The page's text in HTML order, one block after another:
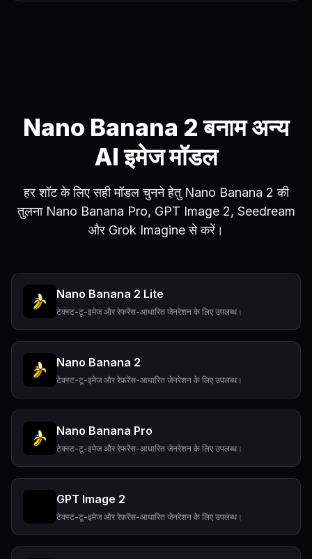
Nano Banana 2 बनाम अन्य
AI इमेज मॉडल
हर शॉट के लिए सही मॉडल चुनने हेतु Nano Banana 2 की
तुलना Nano Banana Pro, GPT Image 2, Seedream
और Grok Imagine से करें।
Nano Banana 2 Lite
टेक्स्ट-टू-इमेज और रेफरेंस-आधारित जेनरेशन के लिए उपलब्ध।
Nano Banana 2
टेक्स्ट-टू-इमेज और रेफरेंस-आधारित जेनरेशन के लिए उपलब्ध।
Nano Banana Pro
टेक्स्ट-टू-इमेज और रेफरेंस-आधारित जेनरेशन के लिए उपलब्ध।
GPT Image 2
टेक्स्ट-टू-इमेज और रेफरेंस-आधारित जेनरेशन के लिए उपलब्ध।